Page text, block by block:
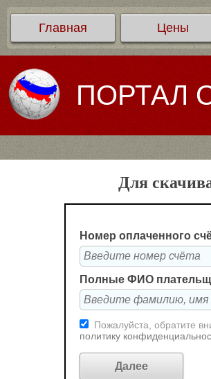
Главная Цены
ПОРТАЛ
Для
Номер оплаченного
Полные ФИО
Пожалуйста, обратите
политику